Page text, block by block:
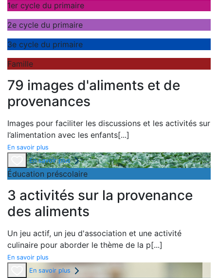
1er cycle du primaire
2e cycle du primaire
3e cycle du primaire
Famille
79 images d'aliments et de
provenances
Images pour faciliter les discussions et les activités sur
l’alimentation avec les enfants[...]
En savoir plus
En savoir plus
Éducation préscolaire
3 activités sur la provenance
des aliments
Un jeu actif, un jeu d'association et une activité
culinaire pour aborder le thème de la p[...]
En savoir plus
En savoir plus